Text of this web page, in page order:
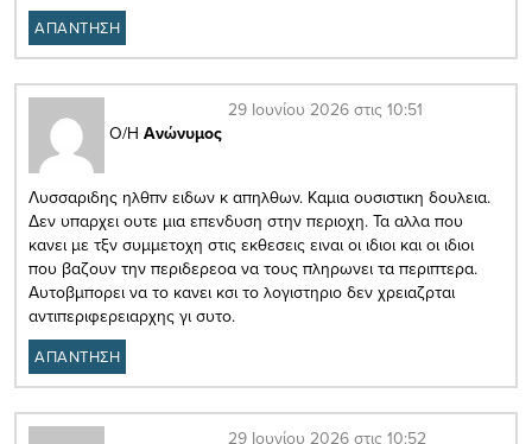
ΑΠΑΝΤΗΣΗ
Ο/Η Ανώνυμος
29 Ιουνίου 2026 στις 10:51
Λυσσαριδης ηλθπν ειδων κ απηλθων. Καμια ουσιστικη δουλεια.
Δεν υπαρχει ουτε μια επενδυση στην περιοχη. Τα αλλα που
κανει με τξν συμμετοχη στις εκθεσεις ειναι οι ιδιοι και οι ιδιοι
που βαζουν την περιδερεοα να τους πληρωνει τα περιπτερα.
Αυτοβμπορει να το κανει κσι το λογιστηριο δεν χρειαζρται
αντιπεριφερειαρχης γι συτο.
ΑΠΑΝΤΗΣΗ
29 Ιουνίου 2026 στις 10:52